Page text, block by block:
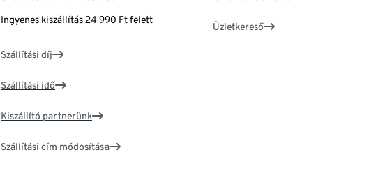
Ingyenes kiszállítás 24 990 Ft felett
Szállítási díj
Szállítási idő
Kiszállító partnerünk
Szállítási cím módosítása
Üzletkereső